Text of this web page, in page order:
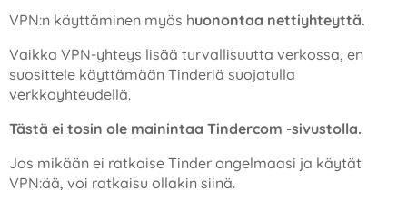
VPN:n käyttäminen myös huonontaa nettiyhteyttä.
Vaikka VPN-yhteys lisää turvallisuutta verkossa, en
suosittele käyttämään Tinderiä suojatulla
verkkoyhteudellä.
Tästä ei tosin ole mainintaa Tindercom -sivustolla.
Jos mikään ei ratkaise Tinder ongelmaasi ja käytät
VPN:ää, voi ratkaisu ollakin siinä.